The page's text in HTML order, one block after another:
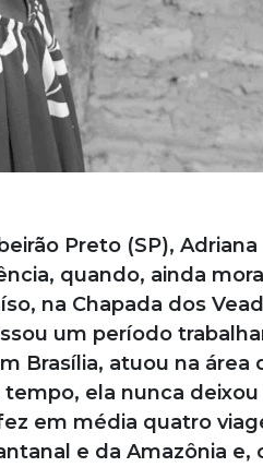
Preto (SP),
quando, ainda
na Chapada dos
um período
Brasília, atuou na área
ela nunca
em média quatro
e da Amazônia e,